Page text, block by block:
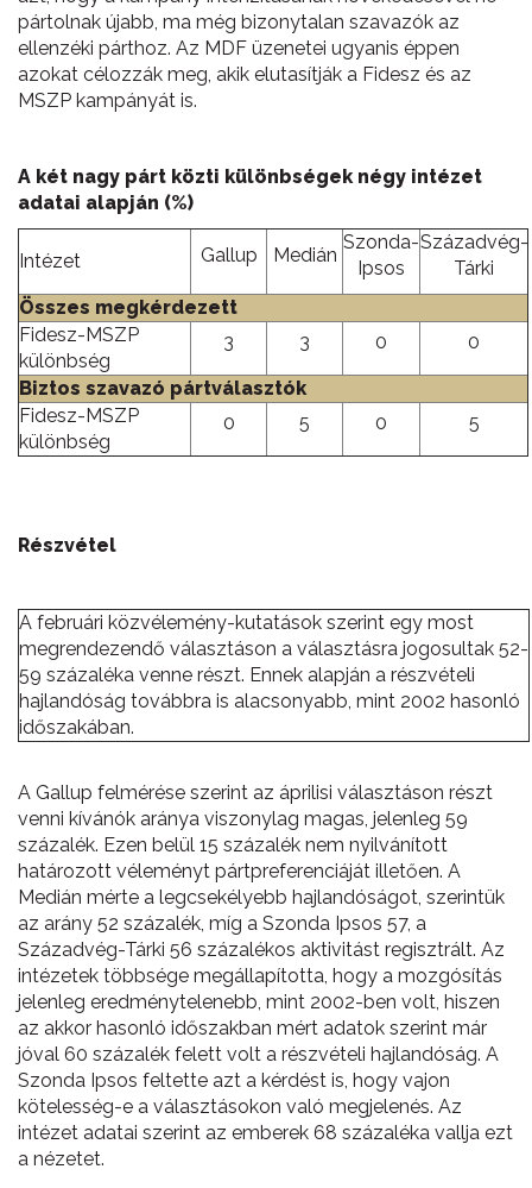
pártolnak újabb, ma még bizonytalan szavazók az
ellenzéki párthoz. Az MDF üzenetei ugyanis éppen
azokat célozzák meg, akik elutasítják a Fidesz és az
MSZP kampányát is.
A két nagy párt közti különbségek négy intézet
adatai alapján (%)
Intézet Gallup Medián
Szonda-
Ipsos
Századvég-
Tárki
Összes megkérdezett
Fidesz-MSZP
különbség
3 3 0 0
Biztos szavazó pártválasztók
Fidesz-MSZP
különbség
0 5 0 5
Részvétel
A februári közvélemény-kutatások szerint egy most
megrendezendő választáson a választásra jogosultak 52-
59 százaléka venne részt. Ennek alapján a részvételi
hajlandóság továbbra is alacsonyabb, mint 2002 hasonló
időszakában.
A Gallup felmérése szerint az áprilisi választáson részt
venni kívánók aránya viszonylag magas, jelenleg 59
százalék. Ezen belül 15 százalék nem nyilvánított
határozott véleményt pártpreferenciáját illetően. A
Medián mérte a legcsekélyebb hajlandóságot, szerintük
az arány 52 százalék, míg a Szonda Ipsos 57, a
Századvég-Tárki 56 százalékos aktivitást regisztrált. Az
intézetek többsége megállapította, hogy a mozgósítás
jelenleg eredménytelenebb, mint 2002-ben volt, hiszen
az akkor hasonló időszakban mért adatok szerint már
jóval 60 százalék felett volt a részvételi hajlandóság. A
Szonda Ipsos feltette azt a kérdést is, hogy vajon
kötelesség-e a választásokon való megjelenés. Az
intézet adatai szerint az emberek 68 százaléka vallja ezt
a nézetet.